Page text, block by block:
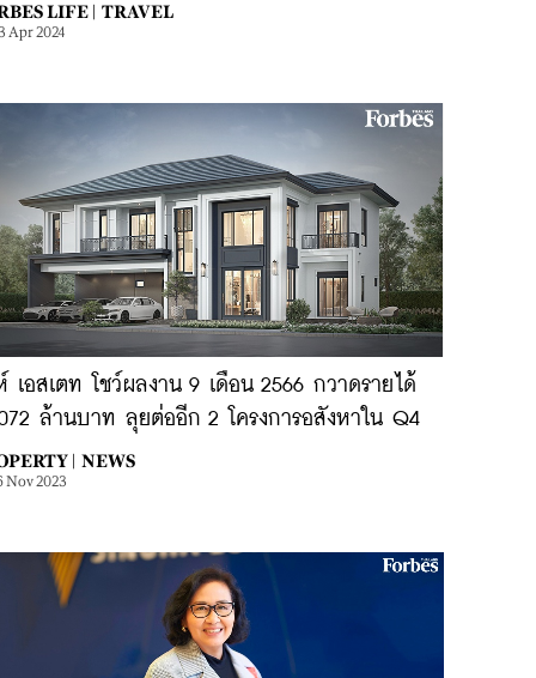
LIFE | TRAVEL
Apr 2024
เอสเตท โชว์ผลงาน 9 เดือน 2566 กวาดรายได้
ล้านบาท ลุยต่ออีก 2 โครงการอสังหาใน Q4
| NEWS
Nov 2023